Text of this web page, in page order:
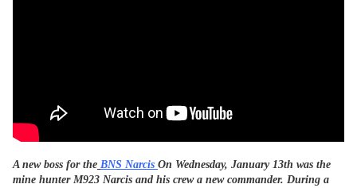
A new boss for the BNS Narcis On Wednesday, January 13th was the
mine hunter M923 Narcis and his crew a new commander. During a